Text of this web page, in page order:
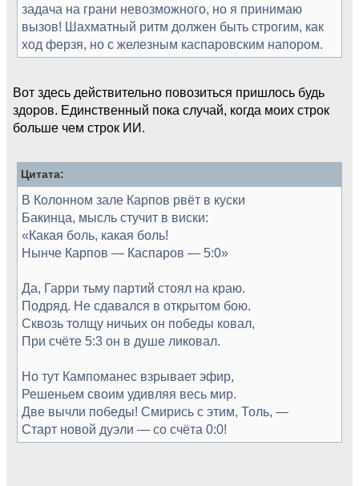
задача на грани невозможного, но я принимаю
вызов! Шахматный ритм должен быть строгим, как
ход ферзя, но с железным каспаровским напором.
Вот здесь действительно повозиться пришлось будь
здоров. Единственный пока случай, когда моих строк
больше чем строк ИИ.
Цитата:
В Колонном зале Карпов рвёт в куски
Бакинца, мысль стучит в виски:
«Какая боль, какая боль!
Нынче Карпов — Каспаров — 5:0»
Да, Гарри тьму партий стоял на краю.
Подряд. Не сдавался в открытом бою.
Сквозь толщу ничьих он победы ковал,
При счёте 5:3 он в душе ликовал.
Но тут Кампоманес взрывает эфир,
Решеньем своим удивляя весь мир.
Две вычли победы! Смирись с этим, Толь, —
Старт новой дуэли — со счёта 0:0!